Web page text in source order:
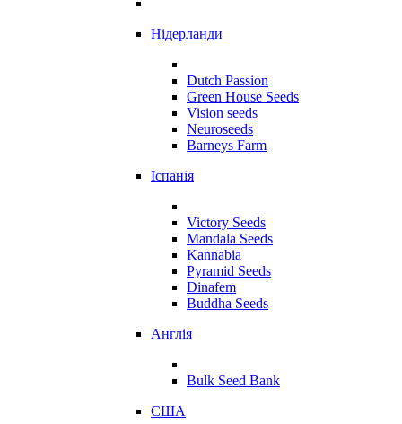
Нідерланди
Dutch Passion
Green House Seeds
Vision seeds
Neuroseeds
Barneys Farm
Іспанія
Victory Seeds
Mandala Seeds
Kannabia
Pyramid Seeds
Dinafem
Buddha Seeds
Англія
Bulk Seed Bank
США